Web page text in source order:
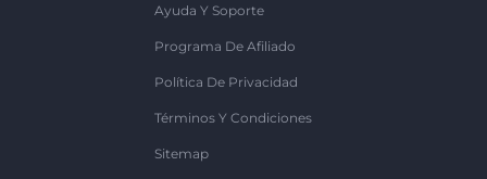
Ayuda Y Soporte
Programa De Afiliado
Política De Privacidad
Términos Y Condiciones
Sitemap